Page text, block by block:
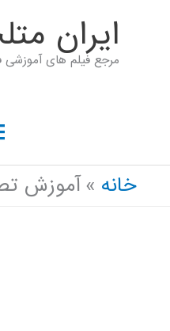
ايران
مرجع فیلم های
خانه آموزش